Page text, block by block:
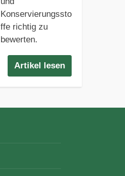
Konservierungssto
ffe richtig zu
bewerten.
Artikel lesen